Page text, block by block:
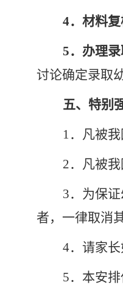
4．材料复
5．办理录
讨论确定录取
五、特别
1．凡被
2．凡被
3．为保
者，一律取消
4．请家
5．本安